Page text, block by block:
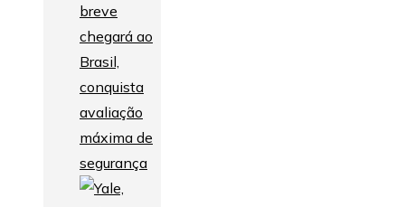
breve
chegará ao
Brasil,
conquista
avaliação
máxima de
segurança